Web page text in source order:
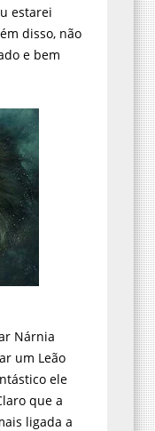
estarei
disso, não
e bem
Nárnia
um Leão
ele
que a
ligada a